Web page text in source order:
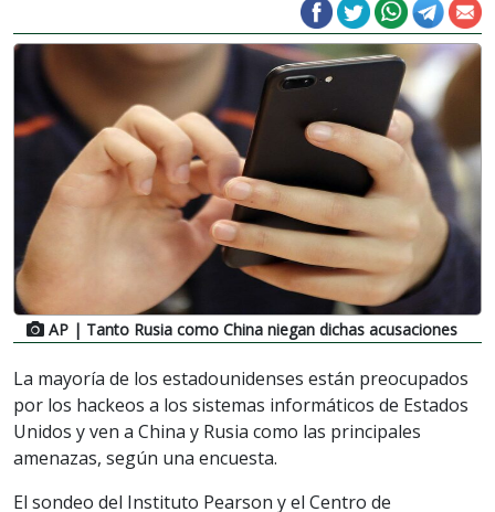
AP | Tanto Rusia como China niegan dichas acusaciones
La mayoría de los estadounidenses están preocupados
por los hackeos a los sistemas informáticos de Estados
Unidos y ven a China y Rusia como las principales
amenazas, según una encuesta.
El sondeo del Instituto Pearson y el Centro de